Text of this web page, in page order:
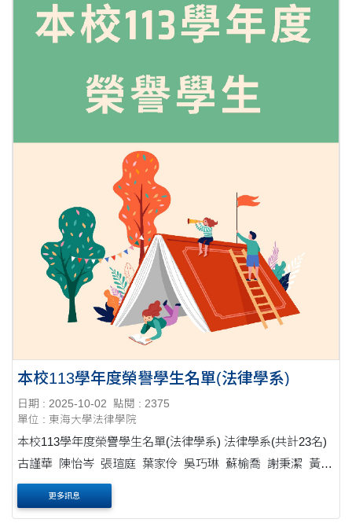
本校113學年度榮譽學生名單(法律學系)
日期 : 2025-10-02
點閱 : 2375
單位 : 東海大學法律學院
本校113學年度榮譽學生名單(法律學系) 法律學系(共計23名)
古謹華 陳怡岑 張瑄庭 葉家伶 吳巧琳 蘇榆喬 謝秉潔 黃郁
喬 陳姸諼 張匯寗 葉柏均 ....
更多訊息